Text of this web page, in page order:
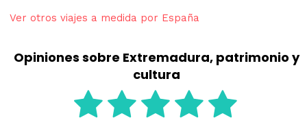
Ver otros viajes a medida por España
Opiniones sobre Extremadura, patrimonio y
cultura